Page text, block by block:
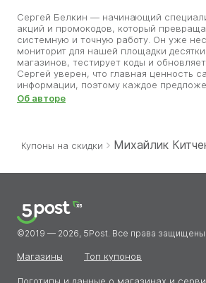
Сергей Белкин — начинающий
акций и промокодов, который
системную и точную работу. Он уже
мониторит для нашей площадки
магазинов, тестирует коды и
Сергей уверен, что главная ценность
информации, поэтому каждое
проверку на корректность и сроки. Его
оставались приятными, а найденные
приносили выгоду.
Об авторе
Купоны на скидки Михайлик
©2019 — 2026, 5Post. Все права защищены
Магазины Топ купонов
Логотипы и данные о магазинах и